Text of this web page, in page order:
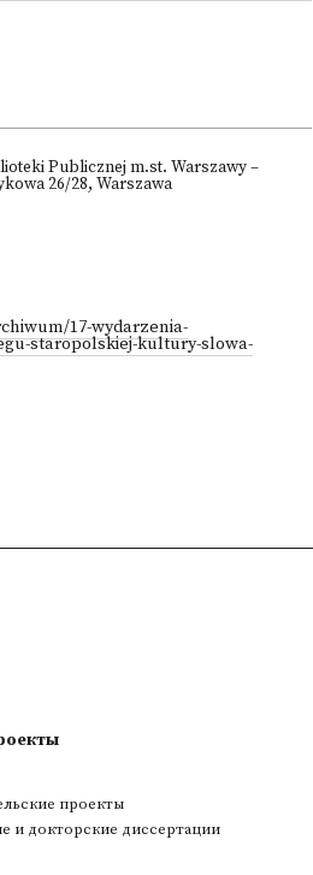
Publicznej m.st. Warszawy –
26/28, Warszawa
17-wydarzenia-
staropolskiej-kultury-slowa-
проекты
и докторские диссертации